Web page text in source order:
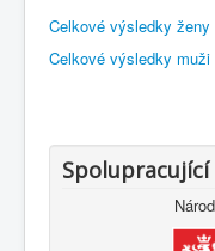
Celkové výsledky ženy
Celkové výsledky muži